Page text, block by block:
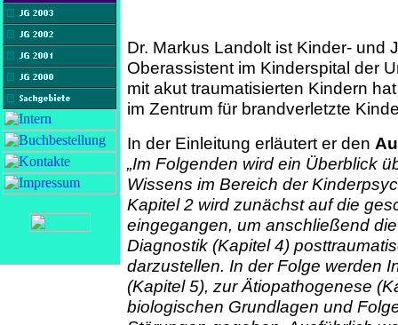
Dr. Markus Landolt ist Kinder- und
Oberassistent im Kinderspital der
mit akut traumatisierten Kindern
im Zentrum für brandverletzte
In der Einleitung erläutert er den
„Im Folgenden wird ein Überblick
Wissens im Bereich der
Kapitel 2 wird zunächst auf die
eingegangen, um anschließend
Diagnostik (Kapitel 4)
darzustellen. In der Folge werden
(Kapitel 5), zur Ätiopathogenese
biologischen Grundlagen und